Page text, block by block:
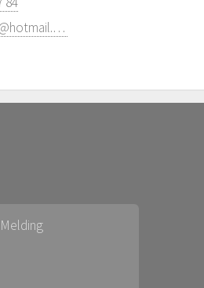
hognegjuvsland@hotmail.com